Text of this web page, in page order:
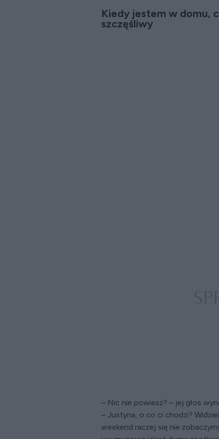
Kiedy jestem w domu,
szczęśliwy
– Nic nie powiesz? – jej głos
– Justyna, o co ci chodzi?
weekend raczej się nie